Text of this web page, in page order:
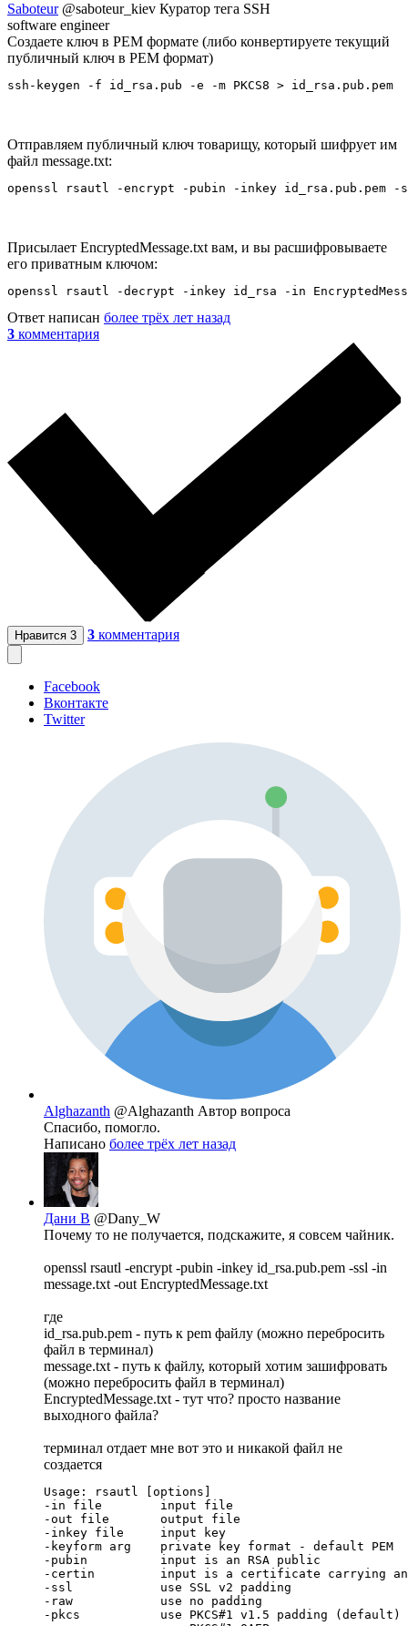
Saboteur @saboteur_kiev Куратор тега SSH
software engineer
Создаете ключ в PEM формате (либо конвертируете текущий
публичный ключ в PEM формат)
ssh-keygen -f id_rsa.pub -e -m PKCS8 > id_rsa.pub.pem
Отправляем публичный ключ товарищу, который шифрует им
файл message.txt:
openssl rsautl -encrypt -pubin -inkey id_rsa.pub.pem -
Присылает EncryptedMessage.txt вам, и вы расшифровываете
его приватным ключом:
openssl rsautl -decrypt -inkey id_rsa -in
Ответ написан более трёх лет назад
3 комментария
Нравится 3 3 комментария
Facebook
Вконтакте
Twitter
Alghazanth @Alghazanth Автор вопроса
Спасибо, помогло.
Написано более трёх лет назад
Дани В @Dany_W
Почему то не получается, подскажите, я совсем чайник.
openssl rsautl -encrypt -pubin -inkey id_rsa.pub.pem -ssl -in
message.txt -out EncryptedMessage.txt
где
id_rsa.pub.pem - путь к pem файлу (можно перебросить
файл в терминал)
message.txt - путь к файлу, который хотим зашифровать
(можно перебросить файл в терминал)
EncryptedMessage.txt - тут что? просто название
выходного файла?
терминал отдает мне вот это и никакой файл не
создается
Usage: rsautl [options]
-in file        input file
-out file       output file
-inkey file     input key
-keyform arg    private key format - default PEM
-pubin          input is an RSA public
-certin         input is a certificate carrying an
-ssl            use SSL v2 padding
-raw            use no padding
-pkcs           use PKCS#1 v1.5 padding (default)